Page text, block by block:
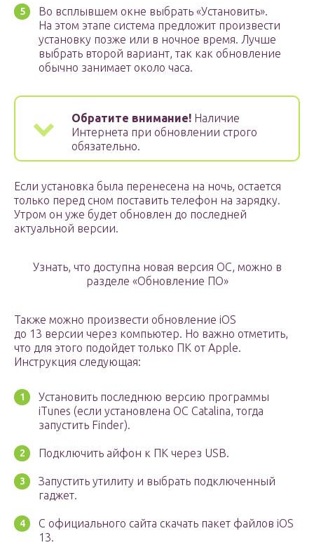
Во всплывшем окне выбрать «Установить».
На этом этапе система предложит произвести
установку позже или в ночное время. Лучше
выбрать второй вариант, так как обновление
обычно занимает около часа.
Обратите внимание! Наличие
Интернета при обновлении строго
обязательно.
Если установка была перенесена на ночь, остается
только перед сном поставить телефон на зарядку.
Утром он уже будет обновлен до последней
актуальной версии.
Узнать, что доступна новая версия ОС, можно в
разделе «Обновление ПО»
Также можно произвести обновление iOS
до 13 версии через компьютер. Но важно отметить,
что для этого подойдет только ПК от Apple.
Инструкция следующая:
Установить последнюю версию программы
iTunes (если установлена ОС Catalina, тогда
запустить Finder).
Подключить айфон к ПК через USB.
Запустить утилиту и выбрать подключенный
гаджет.
С официального сайта скачать пакет файлов iOS
13.